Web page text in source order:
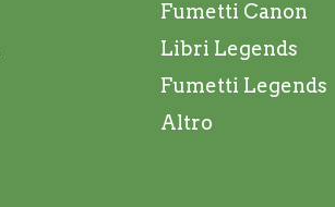
Fumetti Canon
Libri Legends
Fumetti Legends
Altro